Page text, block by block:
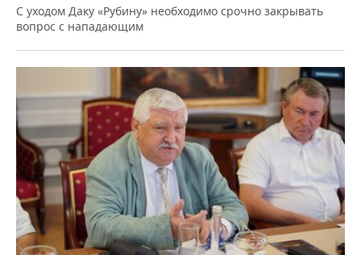
С уходом Даку «Рубину» необходимо срочно закрывать
вопрос с нападающим